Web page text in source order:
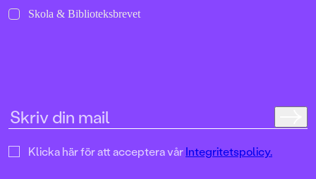
Skola & Biblioteksbrevet
Klicka här för att acceptera vårIntegritetspolicy.